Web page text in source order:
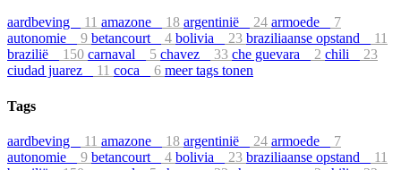
aardbeving 11 amazone 18 argentinië 24 armoede
7
autonomie
9 betancourt 4 bolivia 23 braziliaanse opstand
11
brazilië
150 carnaval 5 chavez 33 che guevara 2 chili
23
ciudad juarez
11 coca 6 meer tags tonen
Tags
aardbeving 11 amazone 18 argentinië 24 armoede
7
autonomie
9 betancourt 4 bolivia 23 braziliaanse opstand
11